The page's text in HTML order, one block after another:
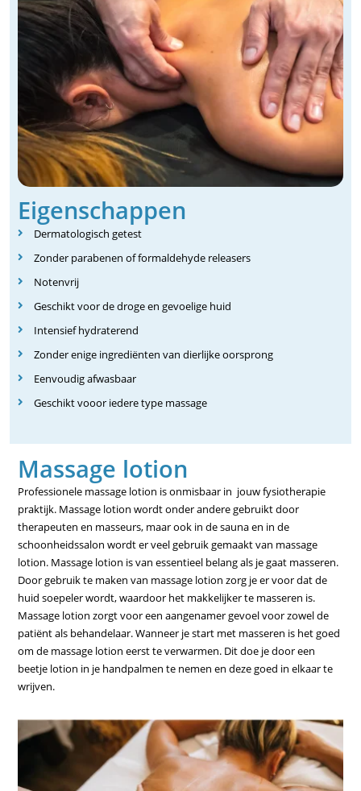
Eigenschappen
Dermatologisch getest
Zonder parabenen of formaldehyde releasers
Notenvrij
Geschikt voor de droge en gevoelige huid
Intensief hydraterend
Zonder enige ingrediënten van dierlijke oorsprong
Eenvoudig afwasbaar
Geschikt vooor iedere type massage
Massage lotion
Professionele massage lotion is onmisbaar in jouw fysiotherapie
praktijk. Massage lotion wordt onder andere gebruikt door
therapeuten en masseurs, maar ook in de sauna en in de
schoonheidssalon wordt er veel gebruik gemaakt van massage
lotion. Massage lotion is van essentieel belang als je gaat masseren.
Door gebruik te maken van massage lotion zorg je er voor dat de
huid soepeler wordt, waardoor het makkelijker te masseren is.
Massage lotion zorgt voor een aangenamer gevoel voor zowel de
patiënt als behandelaar. Wanneer je start met masseren is het goed
om de massage lotion eerst te verwarmen. Dit doe je door een
beetje lotion in je handpalmen te nemen en deze goed in elkaar te
wrijven.